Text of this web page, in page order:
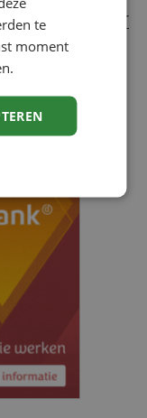
voor
te
moment